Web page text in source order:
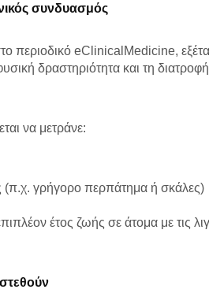
συνδυασμός
περιοδικό eClinicalMedicine,
δραστηριότητα και τη
να μετράνε:
(π.χ. γρήγορο περπάτημα ή σκάλες)
έτος ζωής σε άτομα με τις